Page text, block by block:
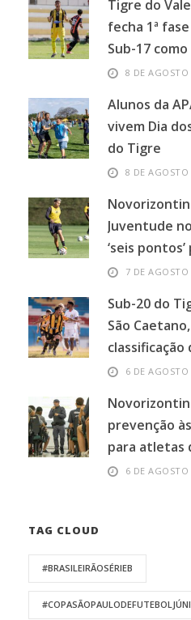
Tigre do
fecha 1ª
Sub-17
8 DE
Alunos da
vivem Dia
do Tigre
8 DE
Juventude
‘seis
7 DE
Sub-20 do
São
classificação
6 DE
prevenção
para atletas
6 DE
TAG CLOUD
#BRASILEIRÃOSÉRIEB